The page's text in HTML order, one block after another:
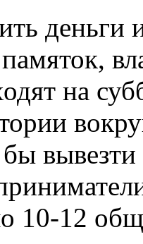
деньги
на
10-12